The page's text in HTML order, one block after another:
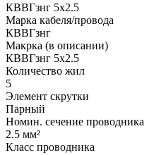
КВВГзнг 5х2.5
Марка кабеля/провода
КВВГзнг
Макрка (в описании)
КВВГзнг 5х2.5
Количество жил
5
Элемент скрутки
Парный
Номин. сечение проводника
2.5 мм²
Класс проводника